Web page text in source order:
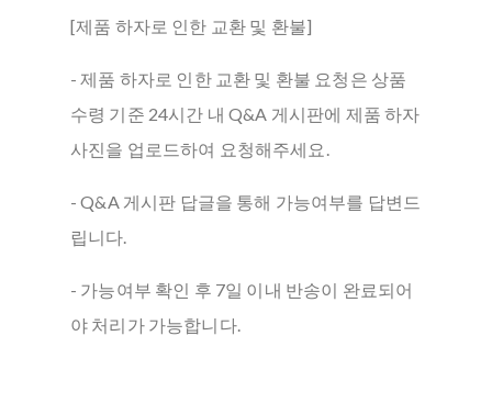
[제품 하자로 인한 교환 및 환불]
- 제품 하자로 인한 교환 및 환불 요청은 상품
수령 기준 24시간 내 Q&A 게시판에 제품 하자
사진을 업로드하여 요청해주세요.
- Q&A 게시판 답글을 통해 가능여부를 답변드
립니다.
- 가능여부 확인 후 7일 이내 반송이 완료되어
야 처리가 가능합니다.